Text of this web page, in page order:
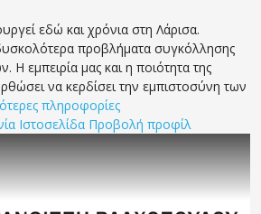
εδώ και χρόνια στη Λάρισα.
προβλήματα συγκόλλησης
Η εμπειρία μας και η ποιότητα της
να κερδίσει την εμπιστοσύνη των
πληροφορίες
Ιστοσελίδα Προβολή προφίλ